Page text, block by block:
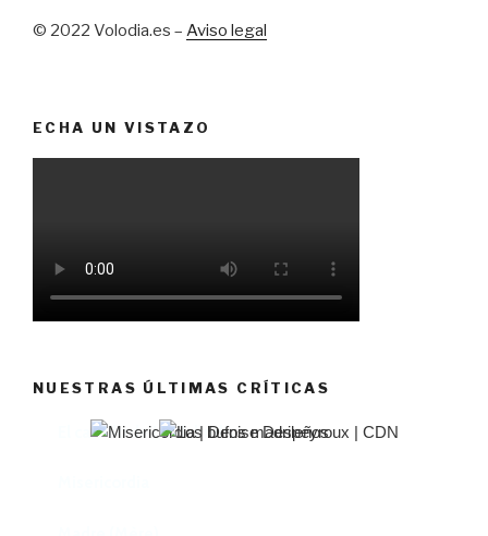
© 2022 Volodia.es – Aviso legal
ECHA UN VISTAZO
NUESTRAS ÚLTIMAS CRÍTICAS
El castillo de Lindabridis